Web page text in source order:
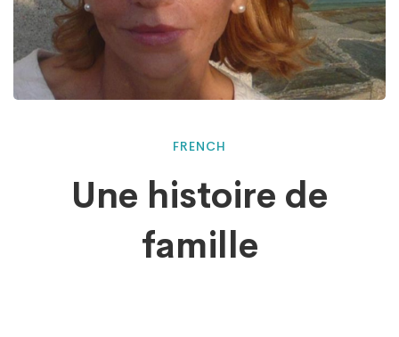
histoire
FRENCH
Une histoire de
famille